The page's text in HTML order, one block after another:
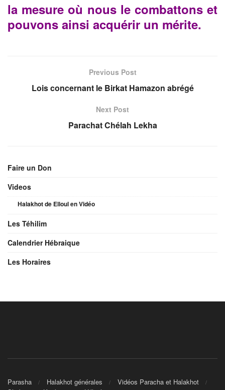
la mesure où nous le combattons et
pouvons ainsi acquérir un mérite.
Previous Post
Lois concernant le Birkat Hamazon abrégé
Next Post
Parachat Chélah Lekha
Faire un Don
Videos
Halakhot de Elloul en Vidéo
Les Téhilim
Calendrier Hébraique
Les Horaires
Parasha Halakhot générales
Vidéos Paracha et Halakhot